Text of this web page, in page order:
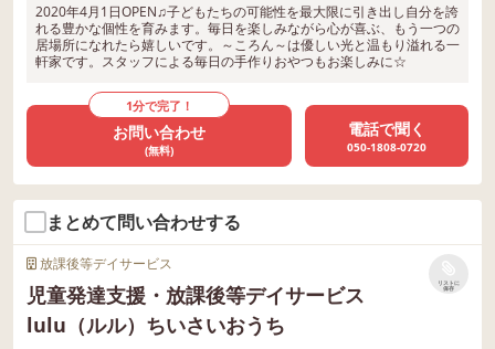
2020年4月1日OPEN♫子どもたちの可能性を最大限に引き出し自分を誇
れる豊かな個性を育みます。毎日を楽しみながら心が喜ぶ、もう一つの
居場所になれたら嬉しいです。～ころん～は優しい光と温もり溢れる一
軒家です。スタッフによる毎日の手作りおやつもお楽しみに☆
1分で完了！
お問い合わせ
(無料)
電話で聞く
050-1808-0720
まとめて問い合わせする
放課後等デイサービス
児童発達支援・放課後等デイサービス
lulu（ルル）ちいさいおうち
リストに
保存